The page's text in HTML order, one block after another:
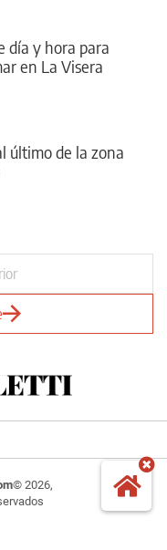
día y hora para
en La Visera
último de la zona
© 2026,